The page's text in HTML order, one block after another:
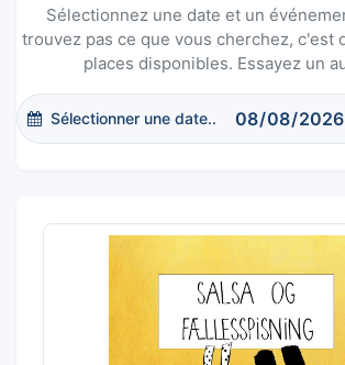
Sélectionnez une date et un
trouvez pas ce que vous cherchez, c'est
places disponibles. Essayez un
Sélectionner une date..